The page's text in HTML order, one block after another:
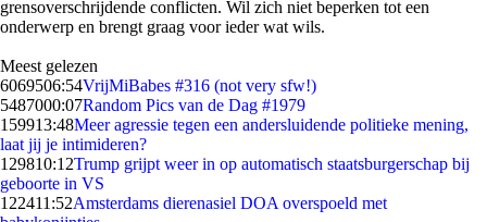
grensoverschrijdende conflicten. Wil zich niet beperken tot een
onderwerp en brengt graag voor ieder wat wils.
Meest gelezen
6069506:54VrijMiBabes #316 (not very sfw!)
5487000:07Random Pics van de Dag #1979
159913:48Meer agressie tegen een andersluidende politieke mening,
laat jij je intimideren?
129810:12Trump grijpt weer in op automatisch staatsburgerschap bij
geboorte in VS
122411:52Amsterdams dierenasiel DOA overspoeld met